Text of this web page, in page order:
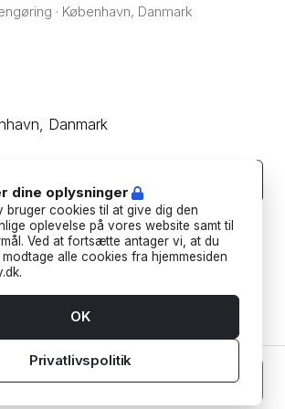
- din pålidelige rengøringspartner!
· København, Danmark
Danmark
ved aldrig at overføre eller kommunikere
hjemmeside eller app.
og afbestillingspolitik
se forudbetalings- og
for din reservation.
Fortsæt
dine oplysninger
bruger cookies til at give dig den
oplevelse på vores website samt til
Ved at fortsætte antager vi, at du
alle cookies fra hjemmesiden
Privatlivspolitik
OK